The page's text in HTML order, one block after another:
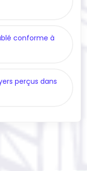
conforme à
perçus dans